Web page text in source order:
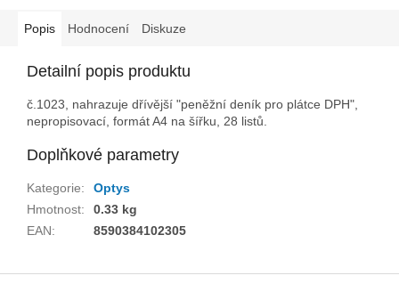
Popis Hodnocení Diskuze
Detailní popis produktu
č.1023, nahrazuje dřívější "peněžní deník pro plátce DPH",
nepropisovací, formát A4 na šířku, 28 listů.
Doplňkové parametry
Kategorie:
Optys
Hmotnost:
0.33 kg
EAN: 8590384102305